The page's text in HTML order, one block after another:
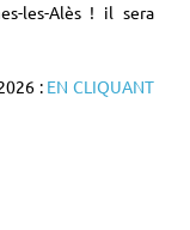
les-Alès ! il sera
: EN CLIQUANT